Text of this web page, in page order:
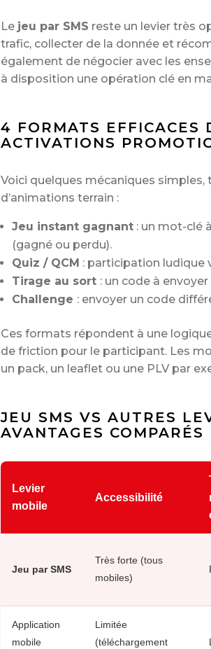
Le jeu par SMS reste un levier très
trafic, collecter de la donnée et
également de négocier avec les
à disposition une opération clé en
4 FORMATS EFFICACES
ACTIVATIONS
Voici quelques mécaniques
d’animations terrain :
Jeu instant gagnant : un mot-clé
(gagné ou perdu).
Quiz / QCM : participation ludique
Tirage au sort : un code à
Challenge : envoyer un code
Ces formats répondent à une
de friction pour le participant. Les
un pack, un leaflet ou une PLV par
JEU SMS VS AUTRES
AVANTAGES COMPARÉS
Levier
mobile
Accessibilité
Jeu par SMS
Très forte (tous
mobiles)
Application
mobile
Limitée
(téléchargement